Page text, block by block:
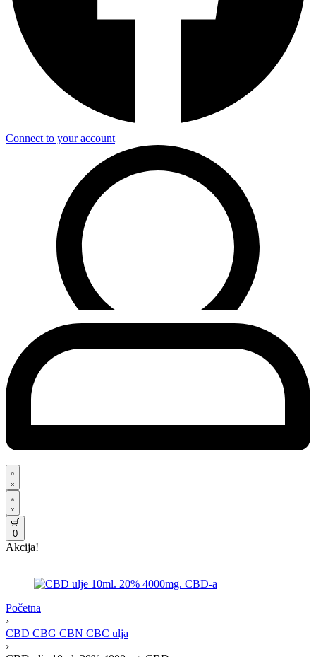
Connect to your account
0
Akcija!
Početna
›
CBD CBG CBN CBC ulja
›